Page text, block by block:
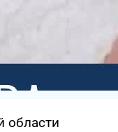
области